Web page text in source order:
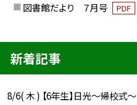
図書館だより ７月号 PDF
新着記事
8/6( 木 ) 【6年生】日光〜帰校式〜